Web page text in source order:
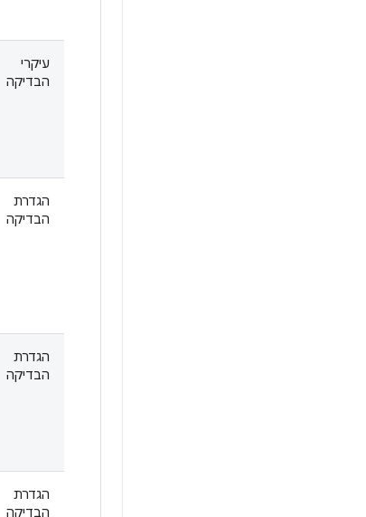
עיקרי
הבדיקה
הגדרת
הבדיקה
הגדרת
הבדיקה
הגדרת
הבדיקה